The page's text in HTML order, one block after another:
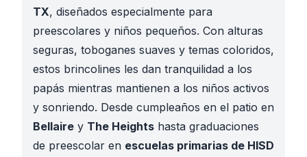
TX, diseñados especialmente para
preescolares y niños pequeños. Con alturas
seguras, toboganes suaves y temas coloridos,
estos brincolines les dan tranquilidad a los
papás mientras mantienen a los niños activos
y sonriendo. Desde cumpleaños en el patio en
Bellaire y The Heights hasta graduaciones
de preescolar en escuelas primarias de HISD